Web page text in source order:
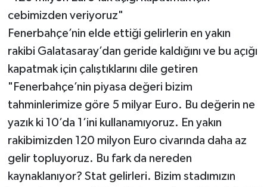
cebimizden veriyoruz"
Fenerbahçe’nin elde ettiği gelirlerin en yakın
rakibi Galatasaray’dan geride kaldığını ve bu açığı
kapatmak için çalıştıklarını dile getiren
"Fenerbahçe’nin piyasa değeri bizim
tahminlerimize göre 5 milyar Euro. Bu değerin ne
yazık ki 10’da 1’ini kullanamıyoruz. En yakın
rakibimizden 120 milyon Euro civarında daha az
gelir topluyoruz. Bu fark da nereden
kaynaklanıyor? Stat gelirleri. Bizim stadımızın